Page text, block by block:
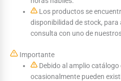
Los productos se
disponibilidad de stock,
consulta con uno de
Importante
Debido al amplio
ocasionalmente pueden